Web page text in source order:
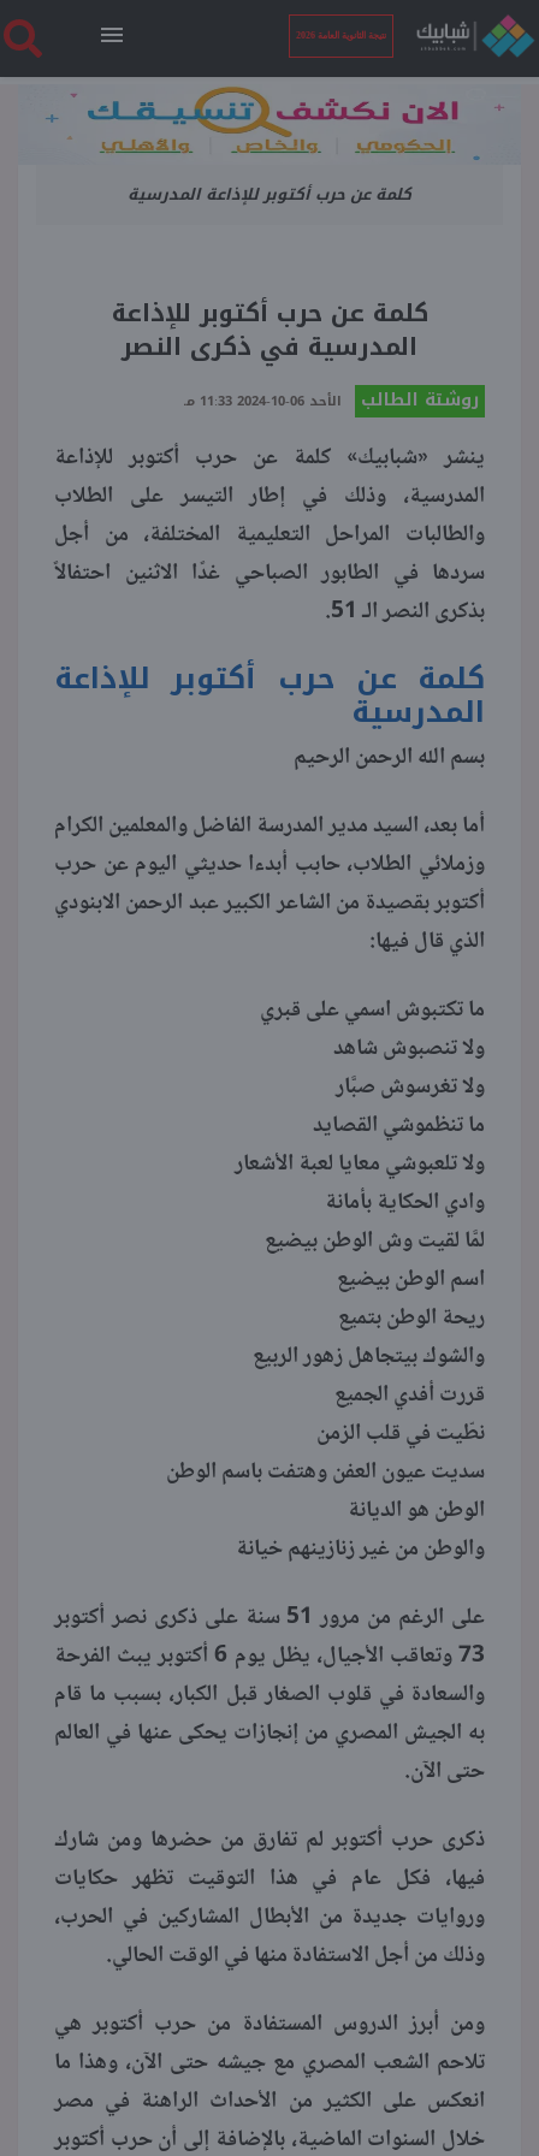
نتيجة الثانوية العامة 2026
الرئيسية
نتيجة الثانوية العامة 2026
فنجان قهوة
ملفات
منوعات
كلمة عن حرب أكتوبر للإذاعة المدرسية
كلمة عن حرب أكتوبر للإذاعة
المدرسية في ذكرى النصر
روشتة الطالب الأحد 06-10-2024 11:33 مـ
ينشر «شبابيك» كلمة عن حرب أكتوبر للإذاعة
المدرسية، وذلك في إطار التيسر على الطلاب
والطالبات المراحل التعليمية المختلفة، من أجل
سردها في الطابور الصباحي غدًا الاثنين احتفالاً
بذكرى النصر الـ 51.
كلمة عن حرب أكتوبر للإذاعة
المدرسية
بسم الله الرحمن الرحيم
أما بعد، السيد مدير المدرسة الفاضل والمعلمين الكرام
وزملائي الطلاب، حابب أبدءا حديثي اليوم عن حرب
أكتوبر بقصيدة من الشاعر الكبير عبد الرحمن الابنودي
الذي قال فيها:
ما تكتبوش اسمي على قبري
ولا تنصبوش شاهد
ولا تغرسوش صبَّار
ما تنظموشي القصايد
ولا تلعبوشي معايا لعبة الأشعار
وادي الحكاية بأمانة
لمَّا لقيت وش الوطن بيضيع
اسم الوطن بيضيع
ريحة الوطن بتميع
والشوك بيتجاهل زهور الربيع
قررت أفدي الجميع
نطّيت في قلب الزمن
سديت عيون العفن وهتفت باسم الوطن
الوطن هو الديانة
والوطن من غير زنازينهم خيانة
على الرغم من مرور 51 سنة على ذكرى نصر أكتوبر
73 وتعاقب الأجيال، يظل يوم 6 أكتوبر يبث الفرحة
والسعادة في قلوب الصغار قبل الكبار، بسبب ما قام
به الجيش المصري من إنجازات يحكى عنها في العالم
حتى الآن.
ذكرى حرب أكتوبر لم تفارق من حضرها ومن شارك
فيها، فكل عام في هذا التوقيت تظهر حكايات
وروايات جديدة من الأبطال المشاركين في الحرب،
وذلك من أجل الاستفادة منها في الوقت الحالي.
ومن أبرز الدروس المستفادة من حرب أكتوبر هي
تلاحم الشعب المصري مع جيشه حتى الآن، وهذا ما
انعكس على الكثير من الأحداث الراهنة في مصر
خلال السنوات الماضية، بالإضافة إلى أن حرب أكتوبر